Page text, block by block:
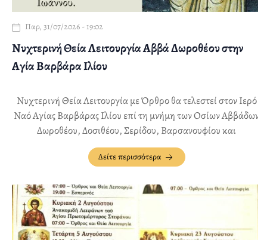
Παρ, 31/07/2026 - 19:02
Νυχτερινή Θεία Λειτουργία Αββά Δωροθέου στην
Αγία Βαρβάρα Ιλίου
Νυχτερινή Θεία Λειτουργία με Όρθρο θα τελεστεί στον Ιερό
Ναό Αγίας Βαρβάρας Ιλίου επί τη μνήμη των Οσίων Αββάδων
Δωροθέου, Δοσιθέου, Σερίδου, Βαρσανουφίου και
Ιωάννου, την Τετάρτη 12 Αυγούστου, από 22:00 έως 00:30
περίπου.
Δείτε περισσότερα